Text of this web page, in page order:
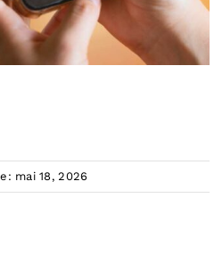
mai 18, 2026